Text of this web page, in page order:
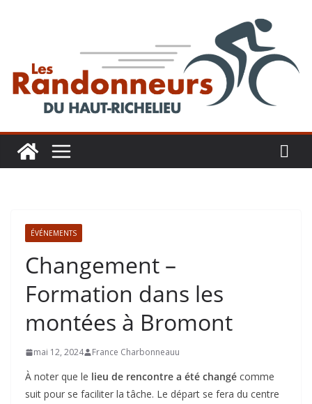
ÉVÉNEMENTS
Changement –
Formation dans les
montées à Bromont
mai 12, 2024 France Charbonneauu
À noter que le lieu de rencontre a été changé comme
suit pour se faciliter la tâche. Le départ se fera du centre